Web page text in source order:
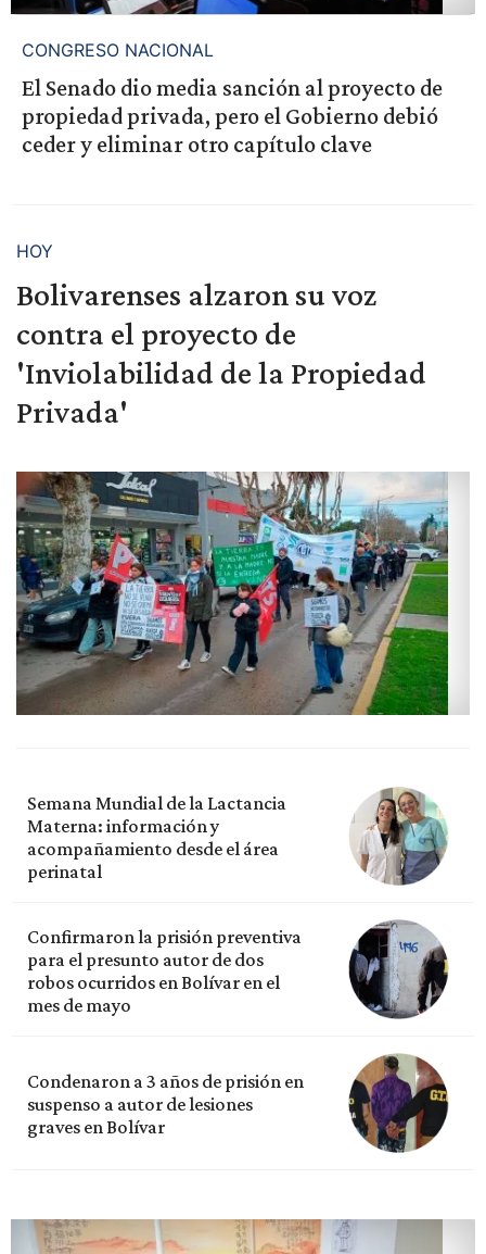
CONGRESO NACIONAL
El Senado dio media sanción al proyecto de
propiedad privada, pero el Gobierno debió
ceder y eliminar otro capítulo clave
HOY
Bolivarenses alzaron su voz
contra el proyecto de
'Inviolabilidad de la Propiedad
Privada'
Semana Mundial de la Lactancia
Materna: información y
acompañamiento desde el área
perinatal
Confirmaron la prisión preventiva
para el presunto autor de dos
robos ocurridos en Bolívar en el
mes de mayo
Condenaron a 3 años de prisión en
suspenso a autor de lesiones
graves en Bolívar